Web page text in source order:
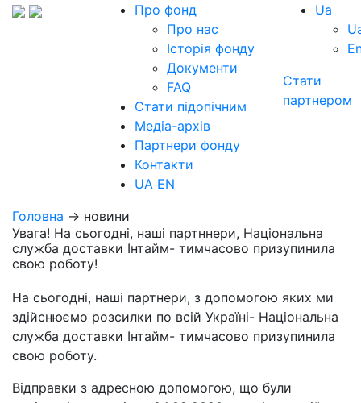
Про фонд
Про нас
Історія фонду
Документи
FAQ
Стати підопічним
Медіа-архів
Партнери фонду
Контакти
UA EN
Ua
Стати
партнером
Головна → новини
Увага! На сьогодні, наші партннери, Національна
служба доставки Інтайм- тимчасово призупинила
свою роботу!
На сьогодні, наші партнери, з допомогою яких ми
здійснюємо розсилки по всій Україні- Національна
служба доставки Інтайм- тимчасово призупинила
свою роботу.
Відправки з адресною допомогою, що були